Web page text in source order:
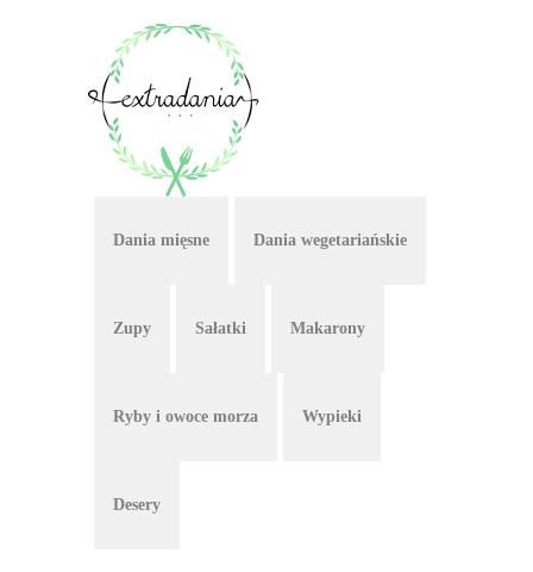
Dania mięsne Dania wegetariańskie
Zupy Sałatki Makarony
Ryby i owoce morza Wypieki
Desery